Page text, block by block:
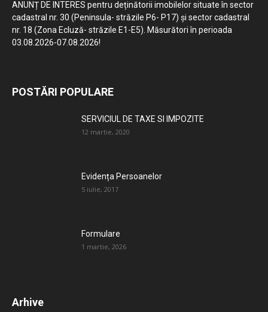
ANUNȚ DE INTERES pentru deținătorii imobilelor situate în sector
cadastral nr. 30 (Peninsula- străzile P6- P17) și sector cadastral
nr. 18 (Zona Ecluză- străzile E1-E5). Măsurători în perioada
03.08.2026-07.08.2026!
POSTĂRI POPULARE
SERVICIUL DE TAXE SI IMPOZITE
12 martie, 2020
Evidența Persoanelor
5 iulie, 2017
Formulare
1 martie, 2026
Arhive